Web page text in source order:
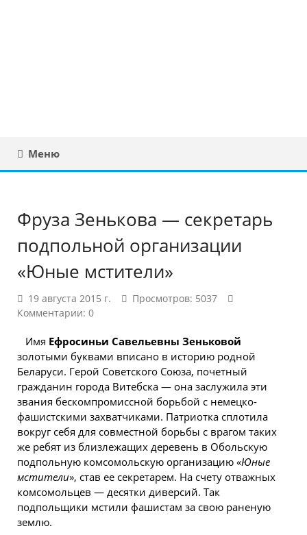
Меню
Фруза Зенькова — секретарь
подпольной организации
«Юные мстители»
19 августа 2015 г.
Просмотров: 5037
Комментарии: 0
Имя Ефросиньи Савельевны Зеньковой
золотыми буквами вписано в историю родной
Беларуси. Герой Советского Союза, почетный
гражданин города Витебска — она заслужила эти
звания бескомпромиссной борьбой с немецко-
фашистскими захватчиками. Патриотка сплотила
вокруг себя для совместной борьбы с врагом таких
же ребят из близлежащих деревень в Обольскую
подпольную комсомольскую организацию «Юные
мстители», став ее секретарем. На счету отважных
комсомольцев — десятки диверсий. Так
подпольщики мстили фашистам за свою раненую
землю.